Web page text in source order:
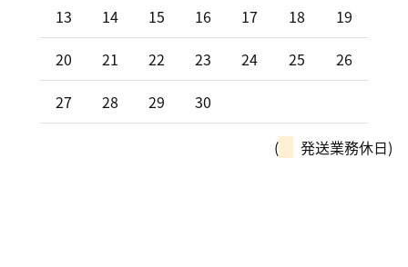
13
14 15 16 17 18
19
20
21 22 23 24 25
26
27
28 29 30
( 発送業務休日)